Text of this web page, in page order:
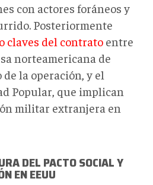
con actores foráneos y
Posteriormente
claves del contrato entre
norteamericana de
la operación, y el
Popular, que implican
militar extranjera en
DEL PACTO SOCIAL Y
EN EEUU